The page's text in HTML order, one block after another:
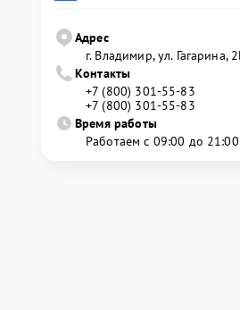
Адрес
г. Владимир, ул. Гагарина,
Контакты
+7 (800) 301-55-83
+7 (800) 301-55-83
Время работы
Работаем с 09:00 до 21:00